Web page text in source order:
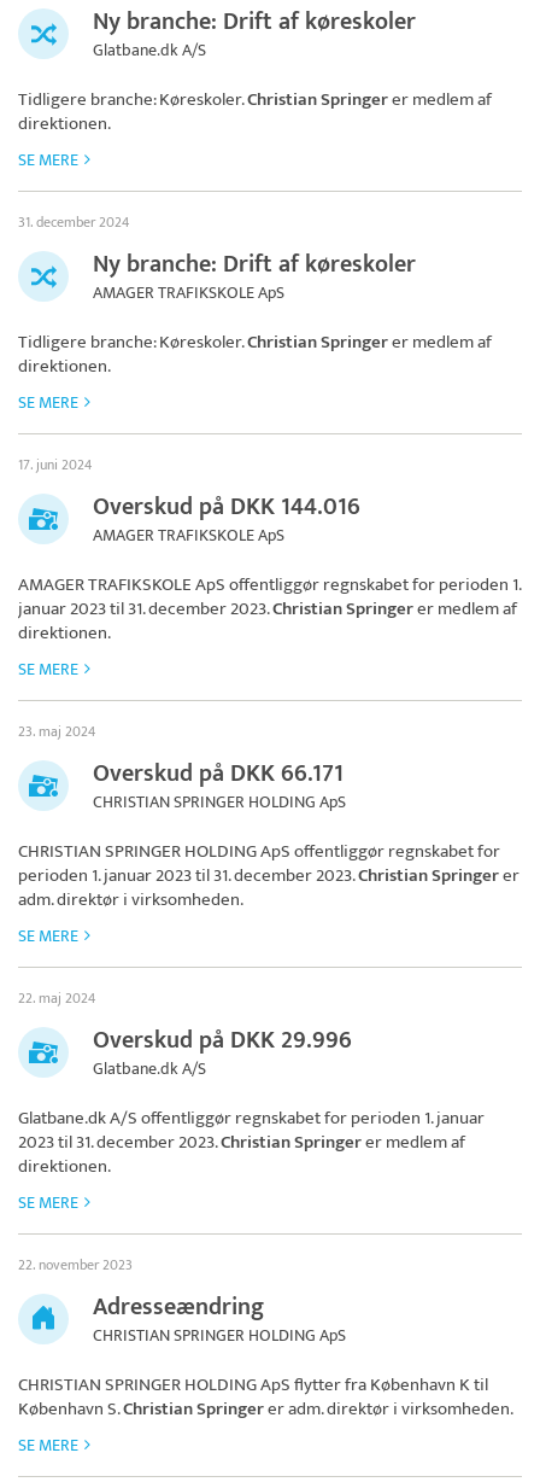
Ny branche: Drift af køreskoler
Glatbane.dk A/S
Tidligere branche: Køreskoler.Christian Springerer medlem af
direktionen.
SE MERE
31. december 2024
Ny branche: Drift af køreskoler
AMAGER TRAFIKSKOLE ApS
Tidligere branche: Køreskoler.Christian Springerer medlem af
direktionen.
SE MERE
17. juni 2024
Overskud på DKK 144.016
AMAGER TRAFIKSKOLE ApS
AMAGER TRAFIKSKOLE ApSoffentliggør regnskabet for perioden 1.
januar 2023 til 31. december 2023.Christian Springerer medlem af
direktionen.
SE MERE
23. maj 2024
Overskud på DKK 66.171
CHRISTIAN SPRINGER HOLDING ApS
CHRISTIAN SPRINGER HOLDING ApSoffentliggør regnskabet for
perioden 1. januar 2023 til 31. december 2023.Christian Springerer
adm. direktør i virksomheden.
SE MERE
22. maj 2024
Overskud på DKK 29.996
Glatbane.dk A/S
Glatbane.dk A/Soffentliggør regnskabet for perioden 1. januar
2023 til 31. december 2023.Christian Springerer medlem af
direktionen.
SE MERE
22. november 2023
Adresseændring
CHRISTIAN SPRINGER HOLDING ApS
CHRISTIAN SPRINGER HOLDING ApSflytter fra København K til
København S.Christian Springerer adm. direktør i virksomheden.
SE MERE